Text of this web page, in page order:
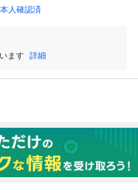
本人確認済
ます 詳細